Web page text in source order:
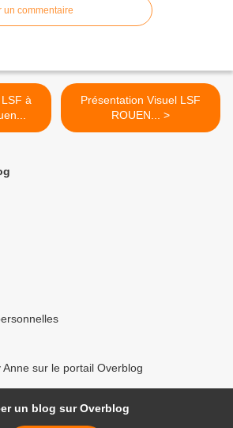
un commentaire
Présentation Visuel LSF
ROUEN... >
sur le portail Overblog
un blog sur Overblog